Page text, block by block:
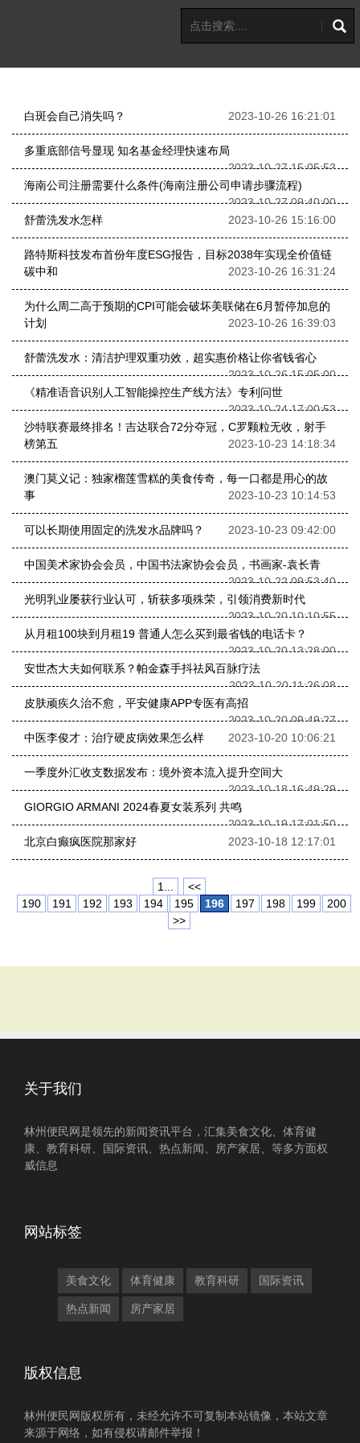
白斑会自己消失吗？ 2023-10-26 16:21:01
多重底部信号显现 知名基金经理快速布局
2023-10-27 15:05:53
海南公司注册需要什么条件(海南注册公司申请步骤流程)
2023-10-27 09:40:00
舒蕾洗发水怎样
2023-10-26 15:16:00
路特斯科技发布首份年度ESG报告，目标2038年实现全价值链
碳中和
2023-10-26 16:31:24
为什么周二高于预期的CPI可能会破坏美联储在6月暂停加息的
计划
2023-10-26 16:39:03
舒蕾洗发水：清洁护理双重功效，超实惠价格让你省钱省心
2023-10-26 15:05:00
《精准语音识别人工智能操控生产线方法》专利问世
2023-10-24 17:00:53
沙特联赛最终排名！吉达联合72分夺冠，C罗颗粒无收，射手
榜第五
2023-10-23 14:18:34
澳门莫义记：独家榴莲雪糕的美食传奇，每一口都是用心的故
事
2023-10-23 10:14:53
可以长期使用固定的洗发水品牌吗？ 2023-10-23 09:42:00
中国美术家协会会员，中国书法家协会会员，书画家-袁长青
2023-10-22 09:53:40
光明乳业屡获行业认可，斩获多项殊荣，引领消费新时代
2023-10-20 10:10:55
从月租100块到月租19 普通人怎么买到最省钱的电话卡？
2023-10-20 13:28:00
安世杰大夫如何联系？帕金森手抖祛风百脉疗法
2023-10-20 11:26:08
皮肤顽疾久治不愈，平安健康APP专医有高招
2023-10-20 09:49:27
中医李俊才：治疗硬皮病效果怎么样
2023-10-20 10:06:21
一季度外汇收支数据发布：境外资本流入提升空间大
2023-10-18 16:49:29
GIORGIO ARMANI 2024春夏女装系列 共鸣
2023-10-19 17:01:50
北京白癫疯医院那家好
2023-10-18 12:17:01
1...
<<
190
191 192 193 194 195 196 197 198 199
200
>>
关于我们
林州便民网是领先的新闻资讯平台，汇集美食文化、体育健
康、教育科研、国际资讯、热点新闻、房产家居、等多方面权
威信息
网站标签
美食文化 体育健康 教育科研 国际资讯
热点新闻 房产家居
版权信息
林州便民网版权所有，未经允许不可复制本站镜像，本站文章
来源于网络，如有侵权请邮件举报！